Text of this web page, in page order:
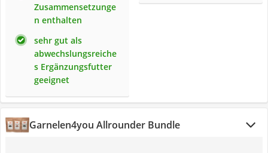
Zusammensetzunge
n enthalten
sehr gut als
abwechslungsreiche
s Ergänzungsfutter
geeignet
Garnelen4you Allrounder Bundle